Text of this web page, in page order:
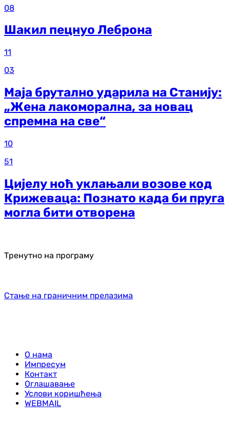
08
Шакил пецнуо Леброна
11
03
Маја брутално ударила на Станију:
„Жена лакоморална, за новац
спремна на све“
10
51
Цијелу ноћ уклањали возове код
Крижеваца: Познато када би пруга
могла бити отворена
Тренутно на програму
Стање на граничним прелазима
О нама
Импресум
Контакт
Оглашавање
Услови коришћења
WEBMAIL